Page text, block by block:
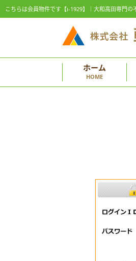
こちらは会員物件です【i-1929】｜大和高田専門の
ホーム
HOME